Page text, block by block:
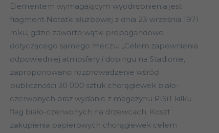
Elementem wymagającym wyodrębnienia jest
fragment Notatki służbowej z dnia 23 września 1971
roku, gdzie zawarto wątki propagandowe
dotyczącego samego meczu. „Celem zapewnienia
odpowiedniej atmosfery i dopingu na Stadionie,
zaproponowano rozprowadzenie wśród
publiczności 30 000 sztuk chorągiewek biało-
czerwonych oraz wydanie z magazynu PISiT kilku
flag biało-czerwonych na drzewcach. Koszt
zakupienia papierowych chorągiewek celem